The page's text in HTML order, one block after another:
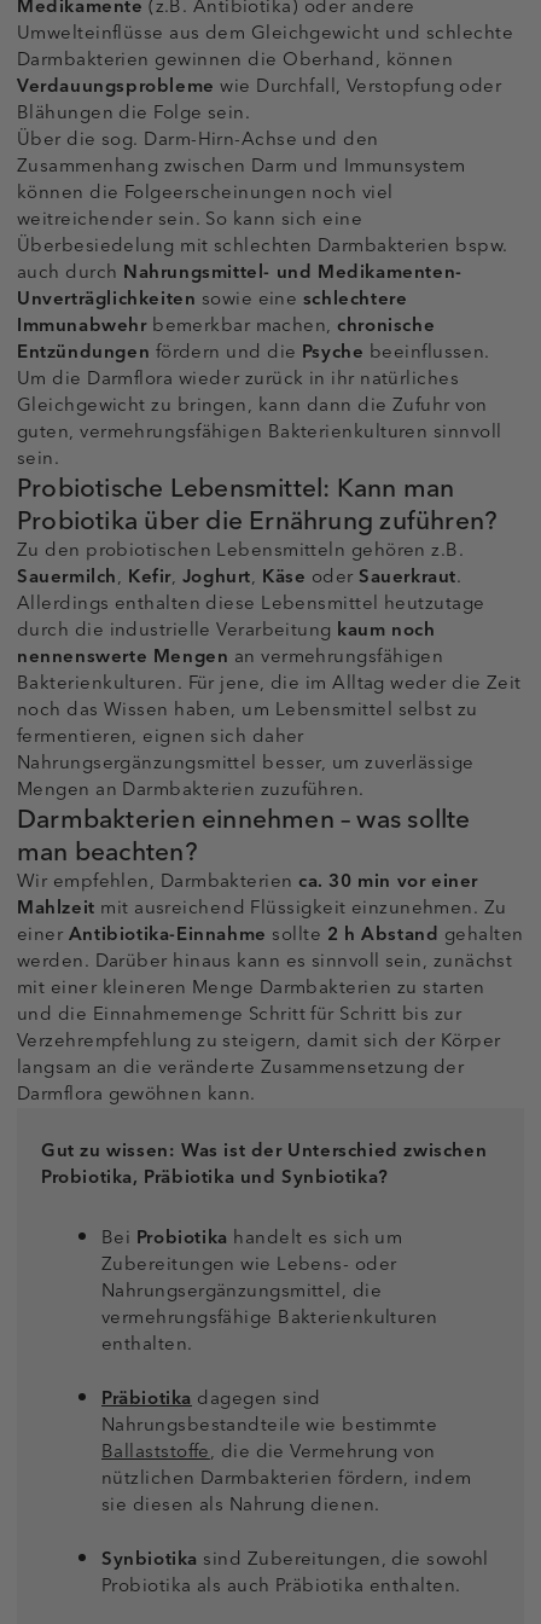
Medikamente (z.B. Antibiotika) oder andere
Umwelteinflüsse aus dem Gleichgewicht und schlechte
Darmbakterien gewinnen die Oberhand, können
Verdauungsprobleme wie Durchfall, Verstopfung oder
Blähungen die Folge sein.
Über die sog. Darm-Hirn-Achse und den
Zusammenhang zwischen Darm und Immunsystem
können die Folgeerscheinungen noch viel
weitreichender sein. So kann sich eine
Überbesiedelung mit schlechten Darmbakterien bspw.
auch durch Nahrungsmittel- und Medikamenten-
Unverträglichkeiten sowie eine schlechtere
Immunabwehrbemerkbar machen,chronische
Entzündungen fördern und die Psyche beeinflussen.
Um die Darmflora wieder zurück in ihr natürliches
Gleichgewicht zu bringen, kann dann die Zufuhr von
guten, vermehrungsfähigen Bakterienkulturen sinnvoll
sein.
Probiotische Lebensmittel: Kann man
Probiotika über die Ernährung zuführen?
Zu den probiotischen Lebensmitteln gehören z.B.
Sauermilch, Kefir, Joghurt, Käse oderSauerkraut.
Allerdings enthalten diese Lebensmittel heutzutage
durch die industrielle Verarbeitung kaum noch
nennenswerte Mengen an vermehrungsfähigen
Bakterienkulturen. Für jene, die im Alltag weder die Zeit
noch das Wissen haben, um Lebensmittel selbst zu
fermentieren, eignen sich daher
Nahrungsergänzungsmittel besser, um zuverlässige
Mengen an Darmbakterien zuzuführen.
Darmbakterien einnehmen – was sollte
man beachten?
Wir empfehlen, Darmbakterienca. 30 min vor einer
Mahlzeit mit ausreichend Flüssigkeit einzunehmen. Zu
einerAntibiotika-Einnahme sollte 2 h Abstand gehalten
werden. Darüber hinaus kann es sinnvoll sein, zunächst
mit einer kleineren Menge Darmbakterien zu starten
und die Einnahmemenge Schritt für Schritt bis zur
Verzehrempfehlung zu steigern, damit sich der Körper
langsam an die veränderte Zusammensetzung der
Darmflora gewöhnen kann.
Gut zu wissen: Was ist der Unterschied zwischen
Probiotika, Präbiotika und Synbiotika?
Bei Probiotika handelt es sich um
Zubereitungen wie Lebens- oder
Nahrungsergänzungsmittel, die
vermehrungsfähige Bakterienkulturen
enthalten.
Präbiotikadagegen sind
Nahrungsbestandteile wie bestimmte
Ballaststoffe, die die Vermehrung von
nützlichen Darmbakterien fördern, indem
sie diesen als Nahrung dienen.
Synbiotika sind Zubereitungen, die sowohl
Probiotika als auch Präbiotika enthalten.